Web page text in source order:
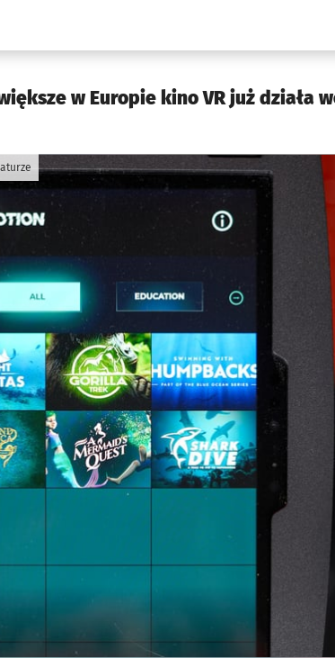
we Wrocławiu
w Europie kino VR już działa